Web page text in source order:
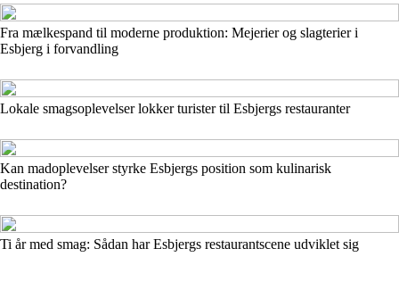
Fra mælkespand til moderne produktion: Mejerier og slagterier i
Esbjerg i forvandling
Lokale smagsoplevelser lokker turister til Esbjergs restauranter
Kan madoplevelser styrke Esbjergs position som kulinarisk
destination?
Ti år med smag: Sådan har Esbjergs restaurantscene udviklet sig